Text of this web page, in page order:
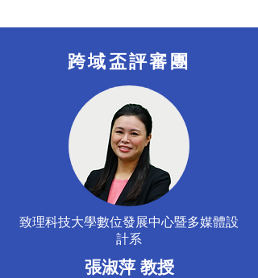
4. 得獎者不得以任何理由要求補發、轉讓、折換現金或
5. 競賽獎金扣除應付稅款後，由獲獎團隊指導教師或學
生家長統一領取，並依中華民國稅法認列所得。請於規定
主辦單位得沒入該筆獎金或獎品，得獎者不得有異議。
6. 若得獎團隊之指導老師所提供的電子郵件不正確，以
致承辦單位無法聯絡，將視同放棄得獎權利。為避免您的
權益受損，得獎者若在得獎名單公開後 7個工作日內未收
到通知，亦請與承辦單位聯絡。
7. 獎品一律於承辦單位確認領獎文件無誤後以郵寄方式
提供。若有登錄資料不實、違反本網站各項規範或未簽填
領取憑證者，承辦單位有權取消其得獎資格。
參賽獎勵
跨域盃評審團
致理科技大學數位發展中心暨多媒體設
計系
​張淑萍 教授